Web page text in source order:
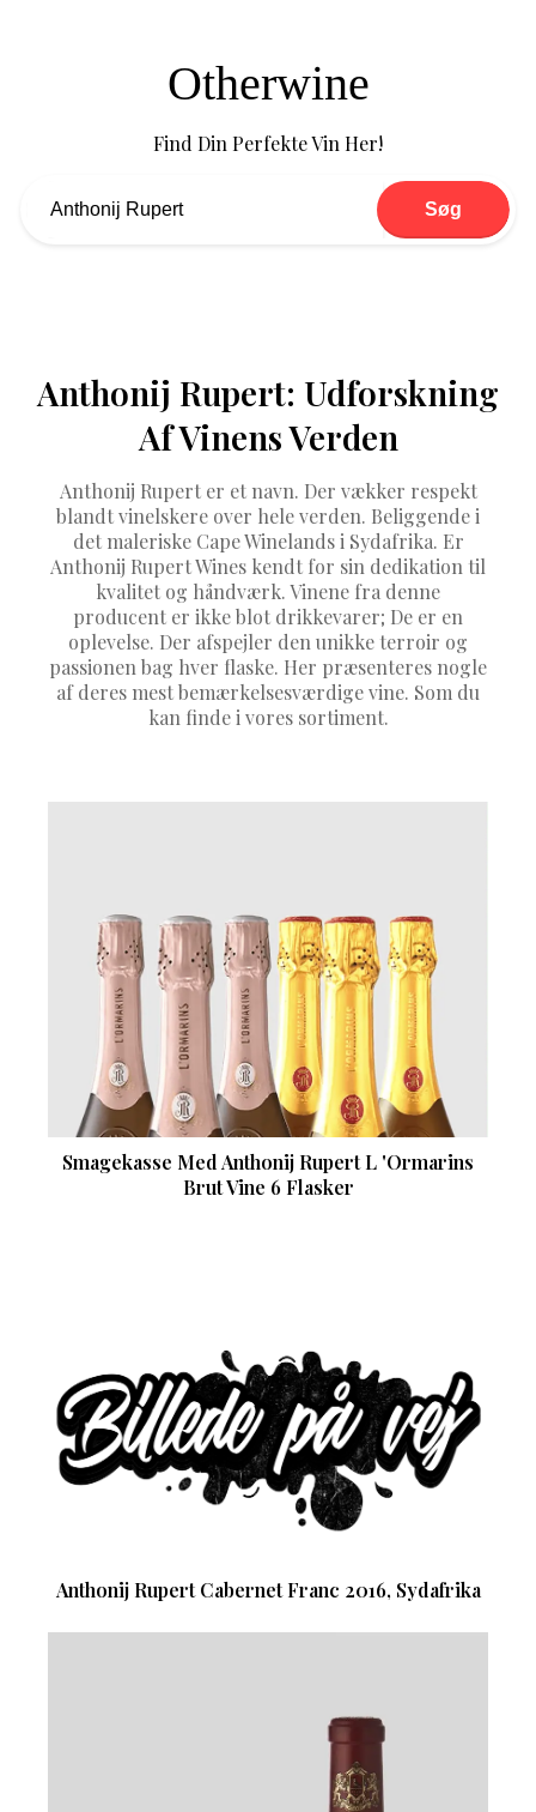
Otherwine
Find Din Perfekte Vin Her!
Søg
Anthonij Rupert: Udforskning
Af Vinens Verden
Anthonij Rupert er et navn. Der vækker respekt
blandt vinelskere over hele verden. Beliggende i
det maleriske Cape Winelands i Sydafrika. Er
Anthonij Rupert Wines kendt for sin dedikation til
kvalitet og håndværk. Vinene fra denne
producent er ikke blot drikkevarer; De er en
oplevelse. Der afspejler den unikke terroir og
passionen bag hver flaske. Her præsenteres nogle
af deres mest bemærkelsesværdige vine. Som du
kan finde i vores sortiment.
Smagekasse Med Anthonij Rupert L 'Ormarins
Brut Vine 6 Flasker
Anthonij Rupert Cabernet Franc 2016, Sydafrika